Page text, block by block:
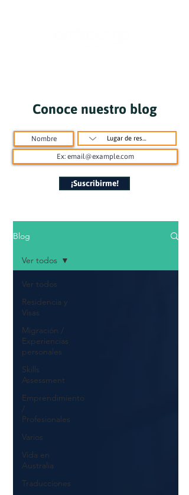
Conoce nuestro blog
¡Suscribirme!
Blog
Ver todos
Residencia y
Visas
Migración /
Experiencias
personales
Skills
Assessment
Emprendimiento
/
Profesionales
Varios
Vida en
Australia
Traducciones
Ver todos